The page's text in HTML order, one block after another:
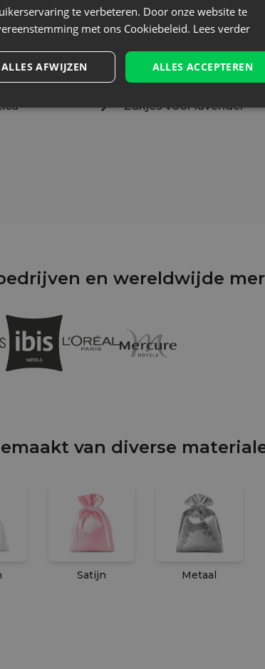
Zakjes voor lavendel
en wereldwijde
van diverse
Satijn Metaal
te verbeteren. Door onze website te
met ons Cookiebeleid. Lees verder
ALLES ACCEPTEREN
ALLES AFWIJZEN